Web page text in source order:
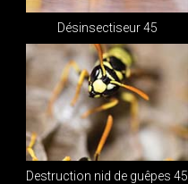
Désinsectiseur 45
Destruction nid de guêpes 45